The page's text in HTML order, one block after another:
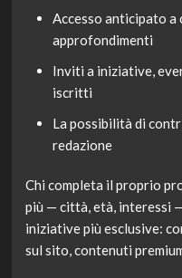
Accesso anticipato a
approfondimenti
Inviti a iniziative,
iscritti
La possibilità di
redazione
Chi completa il proprio
più — città, età, interessi
iniziative più esclusive:
sul sito, contenuti